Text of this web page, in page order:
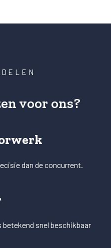
voor ons?
dan de concurrent.
snel beschikbaar